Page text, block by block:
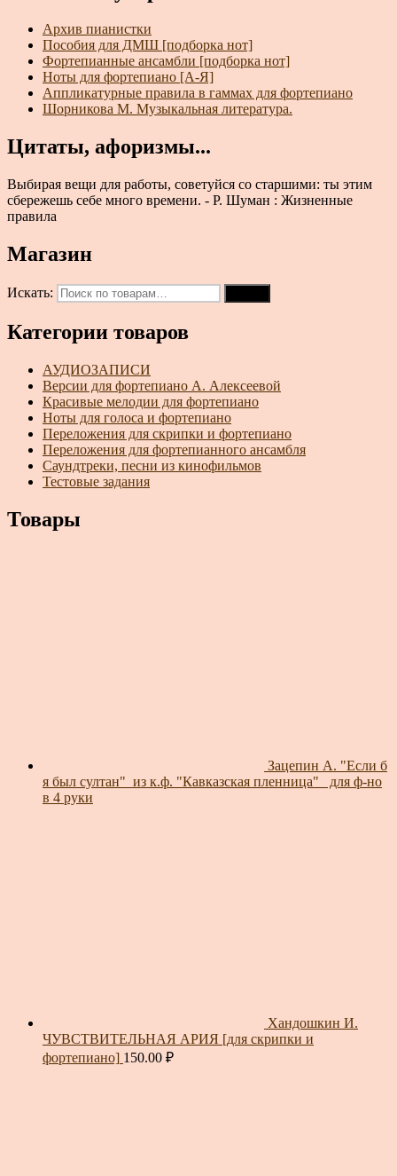
Архив пианистки
Пособия для ДМШ [подборка нот]
Фортепианные ансамбли [подборка нот]
Ноты для фортепиано [А-Я]
Аппликатурные правила в гаммах для фортепиано
Шорникова М. Музыкальная литература.
Цитаты, афоризмы...
Выбирая вещи для работы, советуйся со старшими: ты этим
сбережешь себе много времени. - Р. Шуман : Жизненные
правила
Магазин
Искать:
Категории товаров
АУДИОЗАПИСИ
Версии для фортепиано А. Алексеевой
Красивые мелодии для фортепиано
Ноты для голоса и фортепиано
Переложения для скрипки и фортепиано
Переложения для фортепианного ансамбля
Саундтреки, песни из кинофильмов
Тестовые задания
Товары
Зацепин А. "Если б
я был султан"_из к.ф. "Кавказская пленница"_ для ф-но
в 4 руки
Хандошкин И.
ЧУВСТВИТЕЛЬНАЯ АРИЯ [для скрипки и
фортепиано] 150.00 ₽